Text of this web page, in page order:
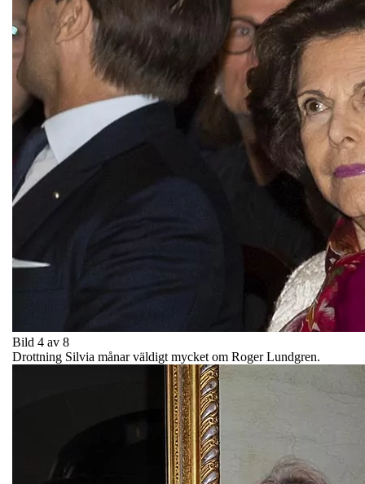
Bild 4 av 8
Drottning Silvia månar väldigt mycket om Roger Lundgren.